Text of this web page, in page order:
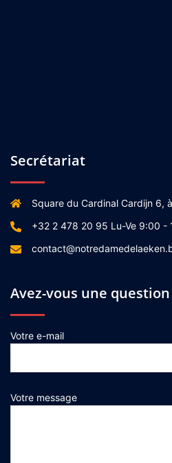
Secrétariat
Square du Cardinal Cardijn 6,
+32 2 478 20 95 Lu-Ve 9:00 -
Avez-vous une question
Votre e-mail
Votre message